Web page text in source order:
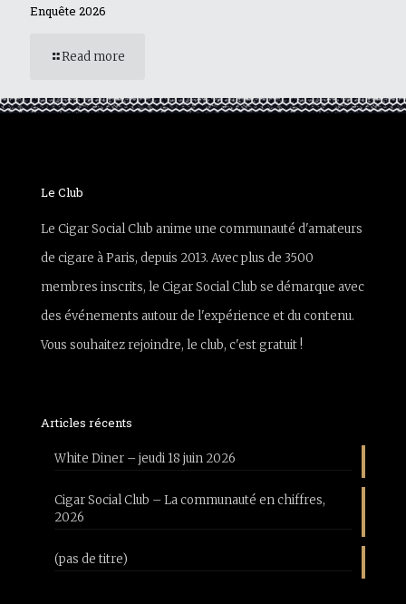
Enquête 2026
Read more
Le Club
Le Cigar Social Club anime une communauté d'amateurs
de cigare à Paris, depuis 2013. Avec plus de 3500
membres inscrits, le Cigar Social Club se démarque avec
des événements autour de l'expérience et du contenu.
Vous souhaitez rejoindre, le club, c'est gratuit !
Articles récents
White Diner – jeudi 18 juin 2026
Cigar Social Club – La communauté en chiffres,
2026
(pas de titre)